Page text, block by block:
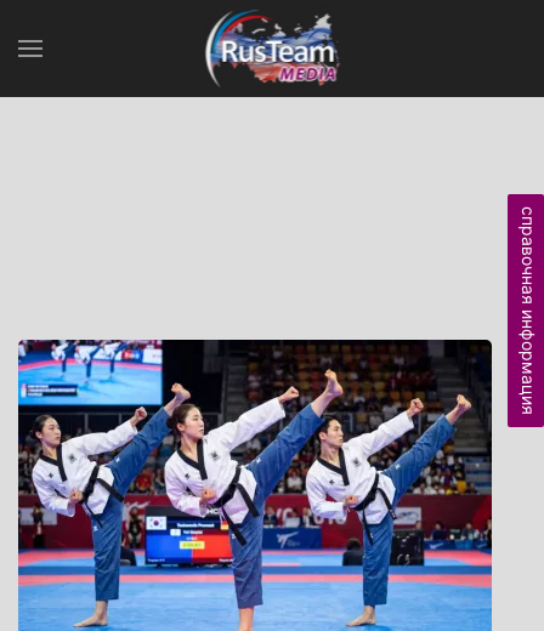
справочная информация